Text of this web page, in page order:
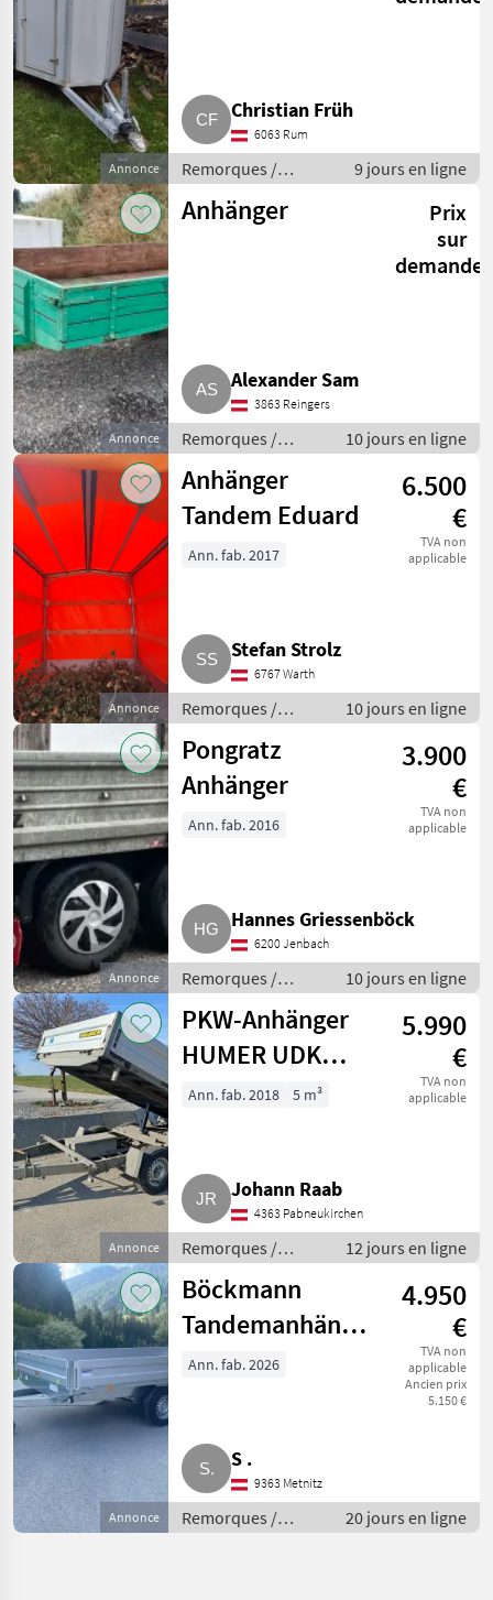
Annonce
Christian Früh
6063 Rum
Remorques /
Remorques de
voitures
9 jours en ligne
Annonce
Anhänger
Prix
sur
demande
Alexander Sam
3863 Reingers
Remorques /
Remorques de
voitures
10 jours en ligne
Annonce
Anhänger
Tandem Eduard
6.500
€
TVA non
applicable
Ann. fab. 2017
Stefan Strolz
6767 Warth
Remorques /
Remorques de
voitures
10 jours en ligne
Annonce
Pongratz
Anhänger
3.900
€
TVA non
applicable
Ann. fab. 2016
Hannes Griessenböck
6200 Jenbach
Remorques /
Remorques de
voitures
10 jours en ligne
Annonce
PKW-Anhänger
HUMER UDK
3030-14-175064
5.990
€
TVA non
applicable
Ann. fab. 2018 5 m³
Johann Raab
4363 Pabneukirchen
Remorques /
Remorques de
voitures
12 jours en ligne
Annonce
Böckmann
Tandemanhänger
HL 4121/35
4.950
€
TVA non
applicable
Ancien prix
5.150 €
Ann. fab. 2026
S .
9363 Metnitz
Remorques /
Remorques de
20 jours en ligne